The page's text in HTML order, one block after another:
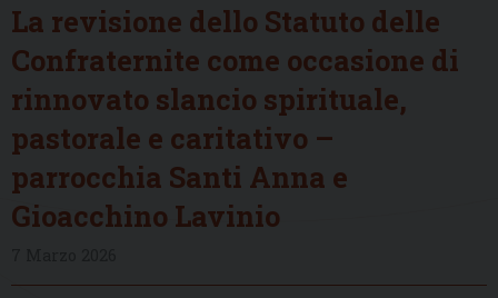
La revisione dello Statuto delle
Confraternite come occasione di
rinnovato slancio spirituale,
pastorale e caritativo –
parrocchia Santi Anna e
Gioacchino Lavinio